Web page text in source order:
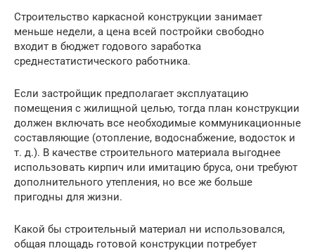
Строительство каркасной конструкции занимает
меньше недели, а цена всей постройки свободно
входит в бюджет годового заработка
среднестатистического работника.
Если застройщик предполагает эксплуатацию
помещения с жилищной целью, тогда план конструкции
должен включать все необходимые коммуникационные
составляющие (отопление, водоснабжение, водосток и
т. д.). В качестве строительного материала выгоднее
использовать кирпич или имитацию бруса, они требуют
дополнительного утепления, но все же больше
пригодны для жизни.
Какой бы строительный материал ни использовался,
общая площадь готовой конструкции потребует